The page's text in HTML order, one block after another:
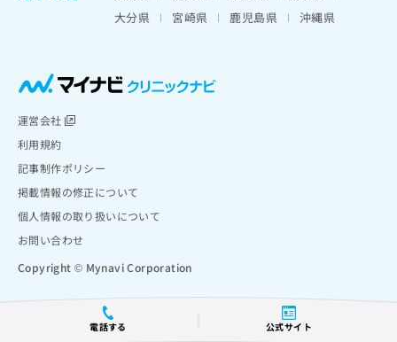
電話する 公式サイト
大分県
宮崎県 鹿児島県 沖縄県
運営会社
利用規約
記事制作ポリシー
掲載情報の修正について
個人情報の取り扱いについて
お問い合わせ
Copyright © Mynavi Corporation